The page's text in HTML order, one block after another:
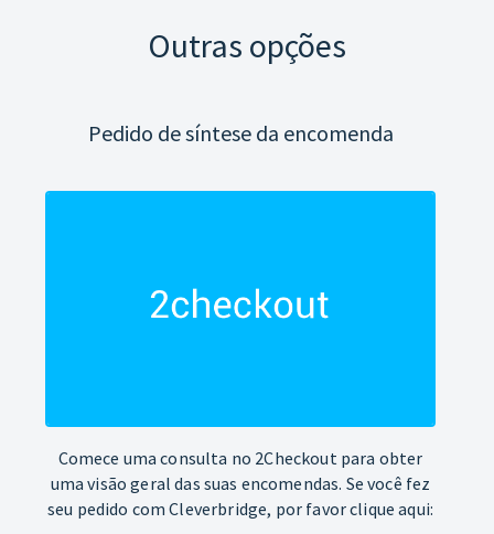
Outras opções
Pedido de síntese da encomenda
Comece uma consulta no 2Checkout para obter
uma visão geral das suas encomendas. Se você fez
seu pedido com Cleverbridge, por favor clique aqui: